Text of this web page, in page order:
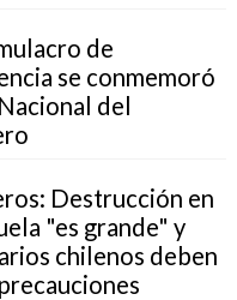
de
se conmemoró
del
Destrucción en
"es grande" y
chilenos deben